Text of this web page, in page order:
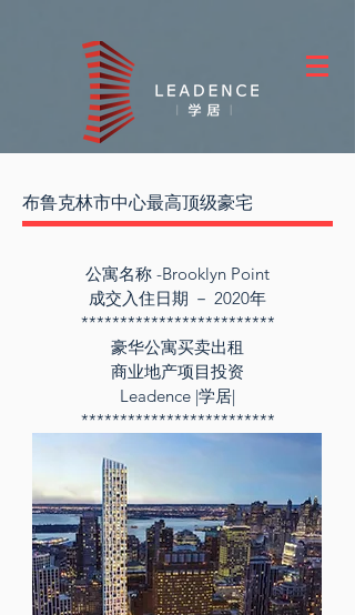
布鲁克林市中心最高顶级豪宅
公寓名称 -Brooklyn Point
成交入住日期 － 2020年
*************************
豪华公寓买卖出租
商业地产项目投资
Leadence |学居|
*************************